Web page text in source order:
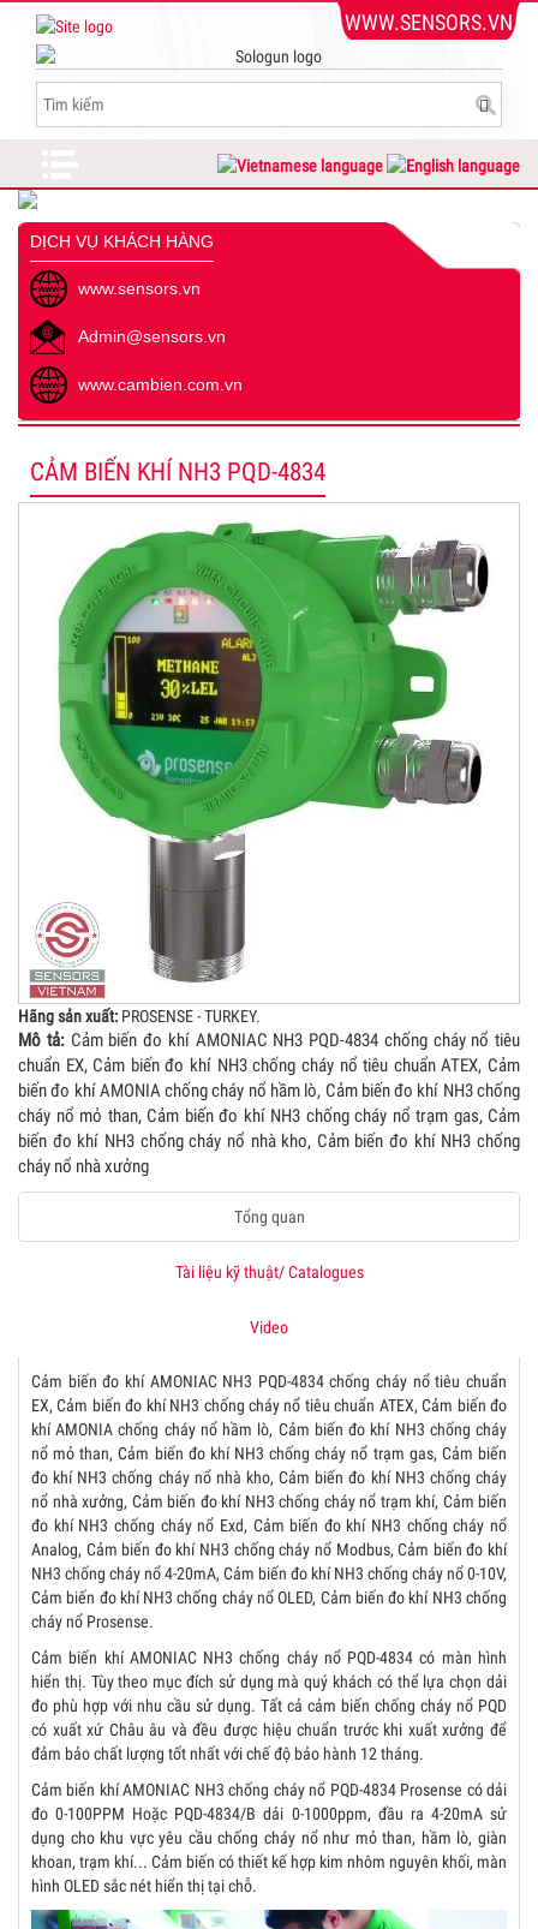
WWW.SENSORS.VN
DỊCH VỤ KHÁCH HÀNG
www.sensors.vn
Admin@sensors.vn
www.cambien.com.vn
CẢM BIẾN KHÍ NH3 PQD-4834
Hãng sản xuất: PROSENSE - TURKEY.
Mô tả:Cảm biến đo khí AMONIAC NH3 PQD-4834 chống cháy nổ tiêu
chuẩn EX, Cảm biến đo khí NH3 chống cháy nổ tiêu chuẩn ATEX, Cảm
biến đo khí AMONIA chống cháy nổ hầm lò, Cảm biến đo khí NH3 chống
cháy nổ mỏ than, Cảm biến đo khí NH3 chống cháy nổ trạm gas, Cảm
biến đo khí NH3 chống cháy nổ nhà kho, Cảm biến đo khí NH3 chống
cháy nổ nhà xưởng
Tổng quan
Tài liệu kỹ thuật/ Catalogues
Video
Cảm biến đo khí AMONIAC NH3 PQD-4834 chống cháy nổ tiêu chuẩn
EX, Cảm biến đo khí NH3 chống cháy nổ tiêu chuẩn ATEX, Cảm biến đo
khí AMONIA chống cháy nổ hầm lò, Cảm biến đo khí NH3 chống cháy
nổ mỏ than, Cảm biến đo khí NH3 chống cháy nổ trạm gas, Cảm biến
đo khí NH3 chống cháy nổ nhà kho, Cảm biến đo khí NH3 chống cháy
nổ nhà xưởng, Cảm biến đo khí NH3 chống cháy nổ trạm khí, Cảm biến
đo khí NH3 chống cháy nổ Exd, Cảm biến đo khí NH3 chống cháy nổ
Analog, Cảm biến đo khí NH3 chống cháy nổ Modbus, Cảm biến đo khí
NH3 chống cháy nổ 4-20mA, Cảm biến đo khí NH3 chống cháy nổ 0-10V,
Cảm biến đo khí NH3 chống cháy nổ OLED, Cảm biến đo khí NH3 chống
cháy nổ Prosense.
Cảm biến khí AMONIAC NH3 chống cháy nổ PQD-4834 có màn hình
hiển thị. Tùy theo mục đích sử dụng mà quý khách có thể lựa chọn dải
đo phù hợp với nhu cầu sử dụng. Tất cả cảm biến chống cháy nổ PQD
có xuất xứ Châu âu và đều được hiệu chuẩn trước khi xuất xưởng để
đảm bảo chất lượng tốt nhất với chế độ bảo hành 12 tháng.
Cảm biến khí AMONIAC NH3 chống cháy nổ PQD-4834 Prosense có dải
đo 0-100PPM Hoặc PQD-4834/B dải 0-1000ppm, đầu ra 4-20mA sử
dụng cho khu vực yêu cầu chống cháy nổ như mỏ than, hầm lò, giàn
khoan, trạm khí... Cảm biến có thiết kế hợp kim nhôm nguyên khối, màn
hình OLED sắc nét hiển thị tại chỗ.